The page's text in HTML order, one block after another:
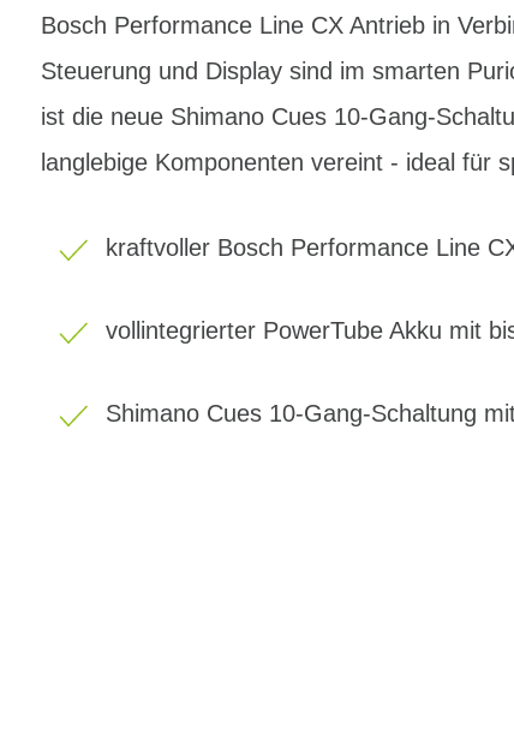
Bosch Performance Line CX Antrieb in
Steuerung und Display sind im smarten
ist die neue Shimano Cues 10-Gang-
langlebige Komponenten vereint - ideal für
kraftvoller Bosch Performance Line
vollintegrierter PowerTube Akku mit
Shimano Cues 10-Gang-Schaltung